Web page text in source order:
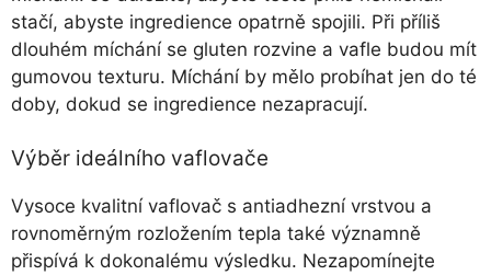
stačí, abyste ingredience opatrně spojili. Při příliš
dlouhém míchání se gluten rozvine a vafle budou mít
gumovou texturu. Míchání by mělo probíhat jen do té
doby, dokud se ingredience nezapracují.
Výběr ideálního vaflovače
Vysoce kvalitní vaflovač s antiadhezní vrstvou a
rovnoměrným rozložením tepla také významně
přispívá k dokonalému výsledku. Nezapomínejte